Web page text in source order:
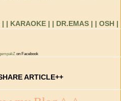
| | KARAOKE | | DR.EMAS | | OSH |
on Facebook
ARTICLE++